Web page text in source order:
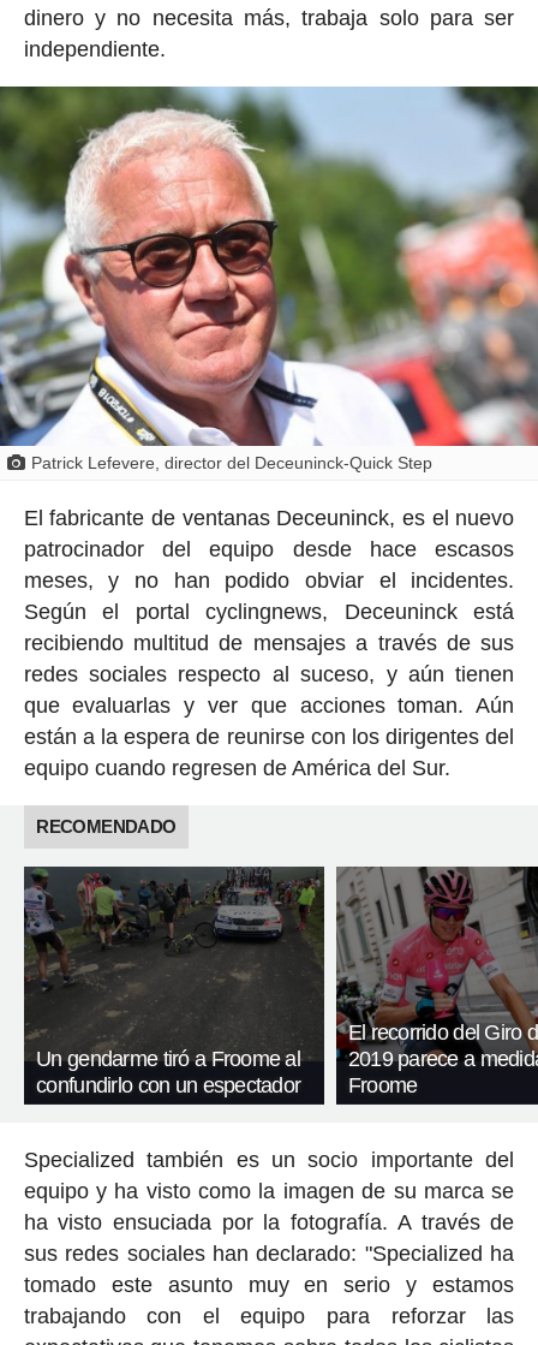
dinero y no necesita más, trabaja solo para ser
independiente.
Patrick Lefevere, director del Deceuninck-Quick Step
El fabricante de ventanas Deceuninck, es el nuevo
patrocinador del equipo desde hace escasos
meses, y no han podido obviar el incidentes.
Según el portal cyclingnews, Deceuninck está
recibiendo multitud de mensajes a través de sus
redes sociales respecto al suceso, y aún tienen
que evaluarlas y ver que acciones toman. Aún
están a la espera de reunirse con los dirigentes del
equipo cuando regresen de América del Sur.
RECOMENDADO
Un gendarme tiró a Froome al
confundirlo con un espectador
El recorrido del Giro
2019 parece a
Froome
Specialized también es un socio importante del
equipo y ha visto como la imagen de su marca se
ha visto ensuciada por la fotografía. A través de
sus redes sociales han declarado: "Specialized ha
tomado este asunto muy en serio y estamos
trabajando con el equipo para reforzar las